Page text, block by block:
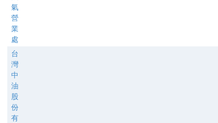
氣
營
業
處
台
灣
中
油
股
份
有